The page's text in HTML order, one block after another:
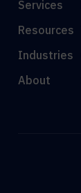
Services
Resources
Industries
About